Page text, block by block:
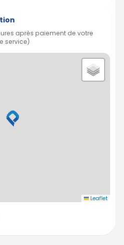
après paiement de votre
service)
Leaflet